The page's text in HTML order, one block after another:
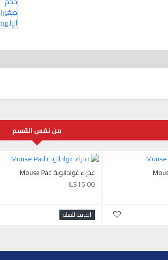
من نفس القسم
عذراء غوادالوبة Mouse Pad
ILS15.00
اضافة للسلة